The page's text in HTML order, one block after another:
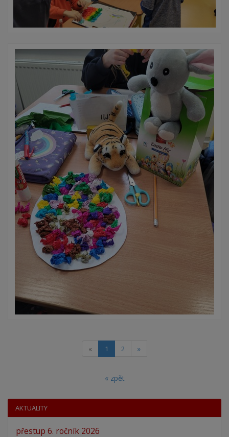
« 1 (current)
2 »
« zpět
AKTUALITY
přestup 6. ročník 2026